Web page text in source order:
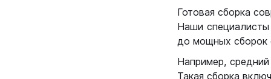
Готовая сборка
Наши
до мощных сборок
Например,
Такая сборка